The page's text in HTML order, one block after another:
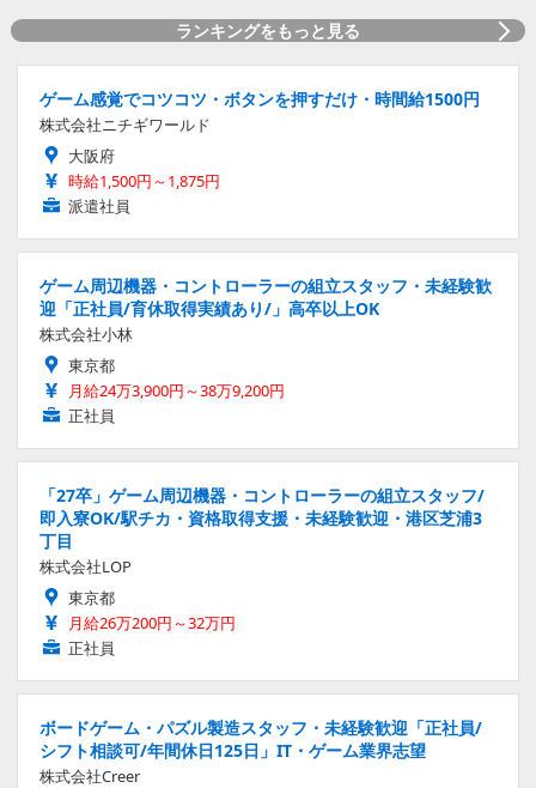
ランキングをもっと見る
ゲーム感覚でコツコツ・ボタンを押すだけ・時間給1500円
株式会社ニチギワールド
大阪府
時給1,500円～1,875円
派遣社員
ゲーム周辺機器・コントローラーの組立スタッフ・未経験歓
迎「正社員/育休取得実績あり/」高卒以上OK
株式会社小林
東京都
月給24万3,900円～38万9,200円
正社員
「27卒」ゲーム周辺機器・コントローラーの組立スタッフ/
即入寮OK/駅チカ・資格取得支援・未経験歓迎・港区芝浦3
丁目
株式会社LOP
東京都
月給26万200円～32万円
正社員
ボードゲーム・パズル製造スタッフ・未経験歓迎「正社員/
シフト相談可/年間休日125日」IT・ゲーム業界志望
株式会社Creer